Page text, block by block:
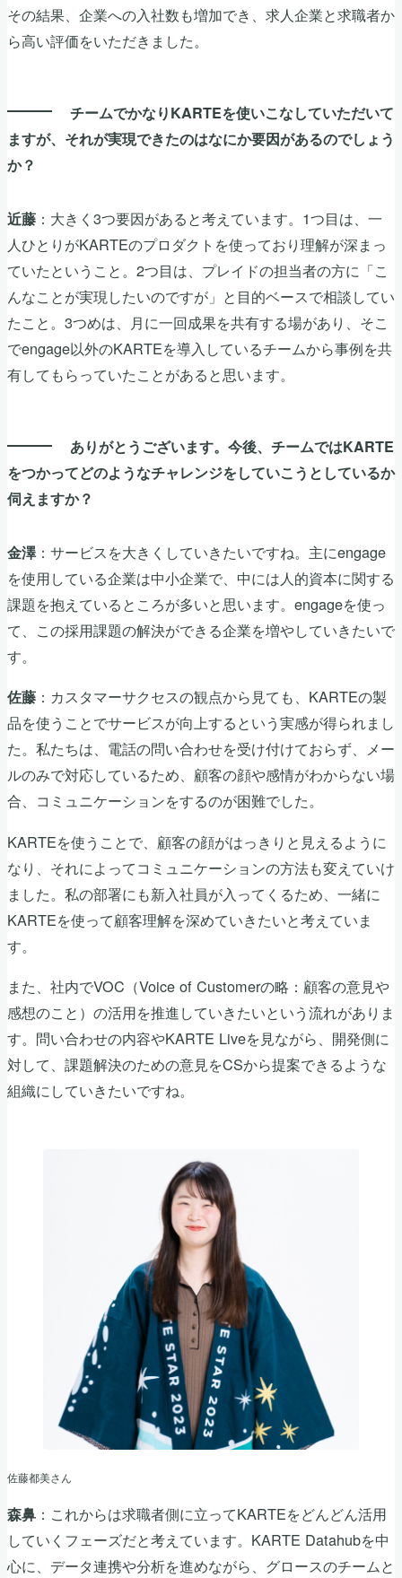
その結果、企業への入社数も増加でき、求人企業と求職者か
ら高い評価をいただきました。
チームでかなりKARTEを使いこなしていただいて
ますが、それが実現できたのはなにか要因があるのでしょう
か？
近藤 ：大きく3つ要因があると考えています。1つ目は、一
人ひとりがKARTEのプロダクトを使っており理解が深まっ
ていたということ。2つ目は、プレイドの担当者の方に「こ
んなことが実現したいのですが」と目的ベースで相談してい
たこと。3つめは、月に一回成果を共有する場があり、そこ
でengage以外のKARTEを導入しているチームから事例を共
有してもらっていたことがあると思います。
ありがとうございます。今後、チームではKARTE
をつかってどのようなチャレンジをしていこうとしているか
伺えますか？
金澤：サービスを大きくしていきたいですね。主にengage
を使用している企業は中小企業で、中には人的資本に関する
課題を抱えているところが多いと思います。engageを使っ
て、この採用課題の解決ができる企業を増やしていきたいで
す。
佐藤 ：カスタマーサクセスの観点から見ても、KARTEの製
品を使うことでサービスが向上するという実感が得られまし
た。私たちは、電話の問い合わせを受け付けておらず、メー
ルのみで対応しているため、顧客の顔や感情がわからない場
合、コミュニケーションをするのが困難でした。
KARTEを使うことで、顧客の顔がはっきりと見えるように
なり、それによってコミュニケーションの方法も変えていけ
ました。私の部署にも新入社員が入ってくるため、一緒に
KARTEを使って顧客理解を深めていきたいと考えていま
す。
また、社内でVOC（Voice of Customerの略：顧客の意見や
感想のこと）の活用を推進していきたいという流れがありま
す。問い合わせの内容やKARTE Liveを見ながら、開発側に
対して、課題解決のための意見をCSから提案できるような
組織にしていきたいですね。
佐藤都美さん
森鼻 ：これからは求職者側に立ってKARTEをどんどん活用
していくフェーズだと考えています。KARTE Datahubを中
心に、データ連携や分析を進めながら、グロースのチームと